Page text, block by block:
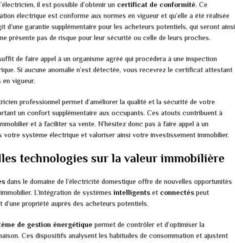
il est possible d’obtenir un certificat de conformité. Ce
électrique est conforme aux normes en vigueur et qu’elle a été réalisée
d’une garantie supplémentaire pour les acheteurs potentiels, qui seront ainsi
présente pas de risque pour leur sécurité ou celle de leurs proches.
de faire appel à un organisme agréé qui procédera à une inspection
Si aucune anomalie n’est détectée, vous recevrez le certificat attestant
vigueur.
professionnel permet d’améliorer la qualité et la sécurité de votre
un confort supplémentaire aux occupants. Ces atouts contribuent à
et à faciliter sa vente. N’hésitez donc pas à faire appel à un
système électrique et valoriser ainsi votre investissement immobilier.
technologies sur la valeur immobilière
dans le domaine de l’électricité domestique offre de nouvelles opportunités
L’intégration de systèmes intelligents et connectéspeut
propriété auprès des acheteurs potentiels.
de gestion énergétique permet de contrôler et d’optimiser la
Ces dispositifs analysent les habitudes de consommation et ajustent